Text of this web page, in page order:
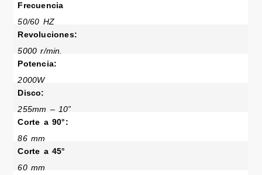
Frecuencia
50/60 HZ
Revoluciones:
5000 r/min.
Potencia:
2000W
Disco:
255mm – 10”
Corte a 90°:
86 mm
Corte a 45°
60 mm